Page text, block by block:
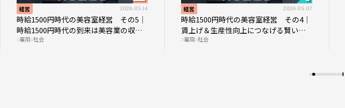
経営 2026.05.14
時給1500円時代の美容室経営 その5｜
時給1500円時代の到来は美容業の収益
構造を見直す契機
雇用 社会
経営 2026.05.07
時給1500円時代の美容室経営 その4｜
賃上げ＆生産性向上につなげる賢い助
成金活用
雇用 社会